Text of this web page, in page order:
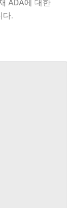
ADA에 대한
다.